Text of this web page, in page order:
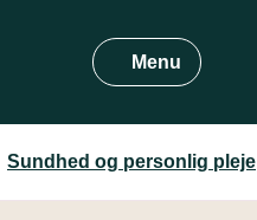
Menu
Sundhed og personlig pleje